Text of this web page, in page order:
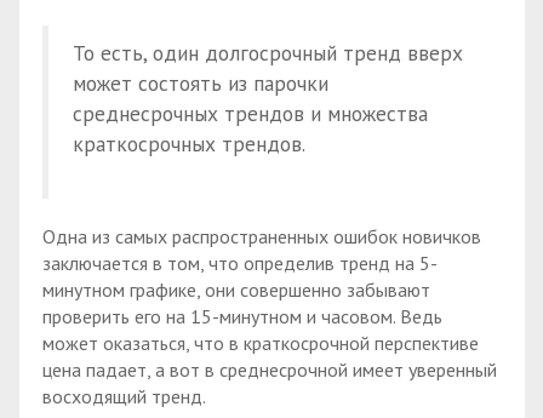
То есть, один долгосрочный тренд вверх
может состоять из парочки
среднесрочных трендов и множества
краткосрочных трендов.
Одна из самых распространенных ошибок новичков
заключается в том, что определив тренд на 5-
минутном графике, они совершенно забывают
проверить его на 15-минутном и часовом. Ведь
может оказаться, что в краткосрочной перспективе
цена падает, а вот в среднесрочной имеет уверенный
восходящий тренд.